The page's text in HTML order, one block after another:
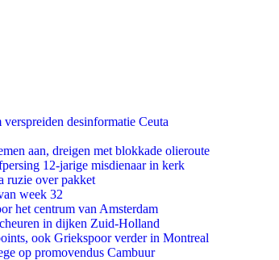
desinformatie Ceuta
aan, dreigen met blokkade olieroute
12-jarige misdienaar in kerk
ruzie over pakket
week 32
het centrum van Amsterdam
in dijken Zuid-Holland
ook Griekspoor verder in Montreal
op promovendus Cambuur